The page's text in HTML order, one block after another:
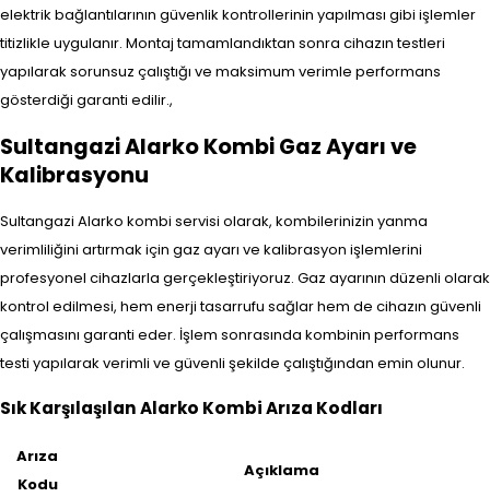
elektrik bağlantılarının güvenlik kontrollerinin yapılması gibi işlemler
titizlikle uygulanır. Montaj tamamlandıktan sonra cihazın testleri
yapılarak sorunsuz çalıştığı ve maksimum verimle performans
gösterdiği garanti edilir.,
Sultangazi Alarko Kombi Gaz Ayarı ve
Kalibrasyonu
Sultangazi Alarko kombi servisi olarak, kombilerinizin yanma
verimliliğini artırmak için gaz ayarı ve kalibrasyon işlemlerini
profesyonel cihazlarla gerçekleştiriyoruz. Gaz ayarının düzenli olarak
kontrol edilmesi, hem enerji tasarrufu sağlar hem de cihazın güvenli
çalışmasını garanti eder. İşlem sonrasında kombinin performans
testi yapılarak verimli ve güvenli şekilde çalıştığından emin olunur.
Sık Karşılaşılan Alarko Kombi Arıza Kodları
Arıza
Kodu
Açıklama